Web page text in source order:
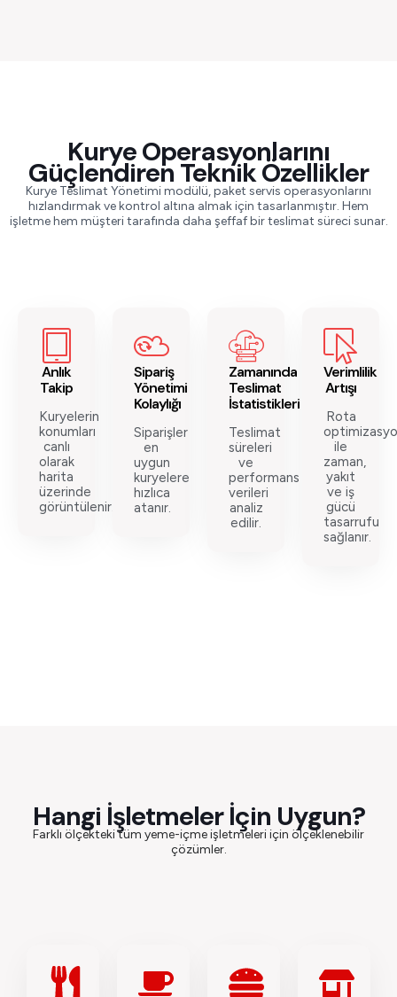
Kurye Operasyonlarını
Güçlendiren Teknik Özellikler
Kurye Teslimat Yönetimi modülü, paket servis operasyonlarını
hızlandırmak ve kontrol altına almak için tasarlanmıştır. Hem
işletme hem müşteri tarafında daha şeffaf bir teslimat süreci sunar.
Anlık
Takip
Kuryelerin
konumları
canlı
olarak
harita
üzerinde
görüntülenir.
Sipariş
Yönetimi
Kolaylığı
Siparişler
en
uygun
kuryelere
hızlıca
atanır.
Zamanında
Teslimat
İstatistikleri
Teslimat
süreleri
ve
performans
verileri
analiz
edilir.
Verimlilik
Artışı
Rota
ile
zaman,
yakıt
ve iş
gücü
tasarrufu
sağlanır.
Hangi İşletmeler İçin Uygun?
Farklı ölçekteki tüm yeme-içme işletmeleri için ölçeklenebilir
çözümler.